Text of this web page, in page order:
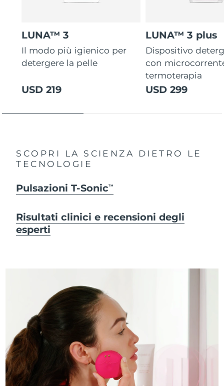
LUNA™ 3
Il modo più igienico per
detergere la pelle
USD 219
LUNA™ 3 plus
Dispositivo
con
termoterapia
USD 299
SCOPRI LA SCIENZA DIETRO LE
TECNOLOGIE
Pulsazioni T-SonicTM
Risultati clinici e recensioni degli
esperti